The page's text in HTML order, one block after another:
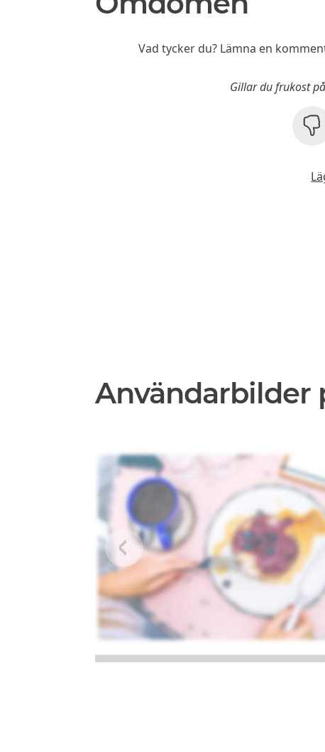
Vad tycker du? Lämna en
Gillar du frukost
Användarbilder